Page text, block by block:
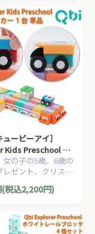
絵本シリーズです。
ュービーアイ］
Kids Preschool 用
クカー レッド＆ブル
ン＆オレンジ 1台 単
ラミング的思考を育
ロック知育玩具
女の子の5歳、6歳の
レゼント、クリスマ
ント、入園祝いにお
プログラミング的
ービーアイシリーズ
税込2,200円)